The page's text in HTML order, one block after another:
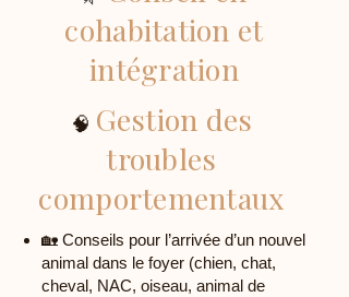
cohabitation et
intégration
🧠 Gestion des
troubles
comportementaux
🏡 Conseils pour l’arrivée d’un nouvel
animal dans le foyer (chien, chat,
cheval, NAC, oiseau, animal de